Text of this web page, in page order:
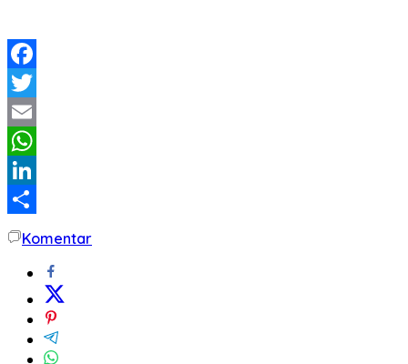
Facebook
Twitter
Email
WhatsApp
LinkedIn
ShareKomentar